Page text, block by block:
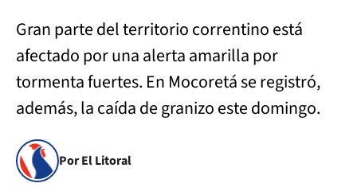
Gran parte del territorio correntino está
afectado por una alerta amarilla por
tormenta fuertes. En Mocoretá se registró,
además, la caída de granizo este domingo.
Por El Litoral